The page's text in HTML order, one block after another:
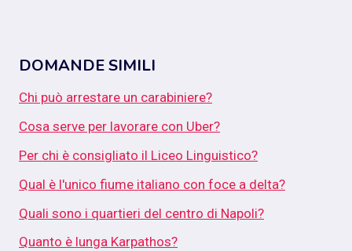
DOMANDE SIMILI
Chi può arrestare un carabiniere?
Cosa serve per lavorare con Uber?
Per chi è consigliato il Liceo Linguistico?
Qual è l'unico fiume italiano con foce a delta?
Quali sono i quartieri del centro di Napoli?
Quanto è lunga Karpathos?